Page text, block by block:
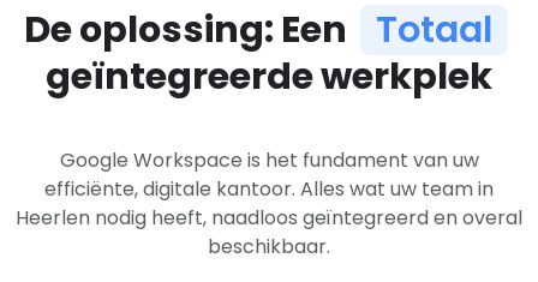
De oplossing: Een
Totaal
geïntegreerde werkplek
Google Workspace is het fundament van uw
efficiënte, digitale kantoor. Alles wat uw team in
Heerlen nodig heeft, naadloos geïntegreerd en overal
beschikbaar.